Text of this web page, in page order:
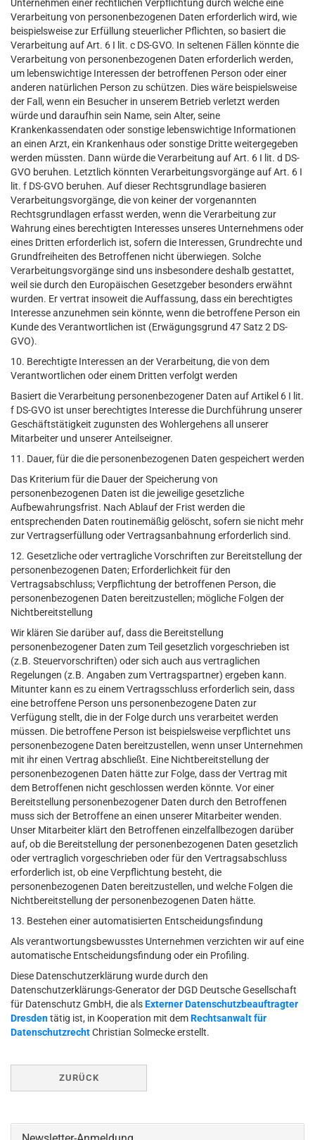
Unternehmen einer rechtlichen Verpflichtung durch welche eine
Verarbeitung von personenbezogenen Daten erforderlich wird, wie
beispielsweise zur Erfüllung steuerlicher Pflichten, so basiert die
Verarbeitung auf Art. 6 I lit. c DS-GVO. In seltenen Fällen könnte die
Verarbeitung von personenbezogenen Daten erforderlich werden,
um lebenswichtige Interessen der betroffenen Person oder einer
anderen natürlichen Person zu schützen. Dies wäre beispielsweise
der Fall, wenn ein Besucher in unserem Betrieb verletzt werden
würde und daraufhin sein Name, sein Alter, seine
Krankenkassendaten oder sonstige lebenswichtige Informationen
an einen Arzt, ein Krankenhaus oder sonstige Dritte weitergegeben
werden müssten. Dann würde die Verarbeitung auf Art. 6 I lit. d DS-
GVO beruhen. Letztlich könnten Verarbeitungsvorgänge auf Art. 6 I
lit. f DS-GVO beruhen. Auf dieser Rechtsgrundlage basieren
Verarbeitungsvorgänge, die von keiner der vorgenannten
Rechtsgrundlagen erfasst werden, wenn die Verarbeitung zur
Wahrung eines berechtigten Interesses unseres Unternehmens oder
eines Dritten erforderlich ist, sofern die Interessen, Grundrechte und
Grundfreiheiten des Betroffenen nicht überwiegen. Solche
Verarbeitungsvorgänge sind uns insbesondere deshalb gestattet,
weil sie durch den Europäischen Gesetzgeber besonders erwähnt
wurden. Er vertrat insoweit die Auffassung, dass ein berechtigtes
Interesse anzunehmen sein könnte, wenn die betroffene Person ein
Kunde des Verantwortlichen ist (Erwägungsgrund 47 Satz 2 DS-
GVO).
10. Berechtigte Interessen an der Verarbeitung, die von dem
Verantwortlichen oder einem Dritten verfolgt werden
Basiert die Verarbeitung personenbezogener Daten auf Artikel 6 I lit.
f DS-GVO ist unser berechtigtes Interesse die Durchführung unserer
Geschäftstätigkeit zugunsten des Wohlergehens all unserer
Mitarbeiter und unserer Anteilseigner.
11. Dauer, für die die personenbezogenen Daten gespeichert werden
Das Kriterium für die Dauer der Speicherung von
personenbezogenen Daten ist die jeweilige gesetzliche
Aufbewahrungsfrist. Nach Ablauf der Frist werden die
entsprechenden Daten routinemäßig gelöscht, sofern sie nicht mehr
zur Vertragserfüllung oder Vertragsanbahnung erforderlich sind.
12. Gesetzliche oder vertragliche Vorschriften zur Bereitstellung der
personenbezogenen Daten; Erforderlichkeit für den
Vertragsabschluss; Verpflichtung der betroffenen Person, die
personenbezogenen Daten bereitzustellen; mögliche Folgen der
Nichtbereitstellung
Wir klären Sie darüber auf, dass die Bereitstellung
personenbezogener Daten zum Teil gesetzlich vorgeschrieben ist
(z.B. Steuervorschriften) oder sich auch aus vertraglichen
Regelungen (z.B. Angaben zum Vertragspartner) ergeben kann.
Mitunter kann es zu einem Vertragsschluss erforderlich sein, dass
eine betroffene Person uns personenbezogene Daten zur
Verfügung stellt, die in der Folge durch uns verarbeitet werden
müssen. Die betroffene Person ist beispielsweise verpflichtet uns
personenbezogene Daten bereitzustellen, wenn unser Unternehmen
mit ihr einen Vertrag abschließt. Eine Nichtbereitstellung der
personenbezogenen Daten hätte zur Folge, dass der Vertrag mit
dem Betroffenen nicht geschlossen werden könnte. Vor einer
Bereitstellung personenbezogener Daten durch den Betroffenen
muss sich der Betroffene an einen unserer Mitarbeiter wenden.
Unser Mitarbeiter klärt den Betroffenen einzelfallbezogen darüber
auf, ob die Bereitstellung der personenbezogenen Daten gesetzlich
oder vertraglich vorgeschrieben oder für den Vertragsabschluss
erforderlich ist, ob eine Verpflichtung besteht, die
personenbezogenen Daten bereitzustellen, und welche Folgen die
Nichtbereitstellung der personenbezogenen Daten hätte.
13. Bestehen einer automatisierten Entscheidungsfindung
Als verantwortungsbewusstes Unternehmen verzichten wir auf eine
automatische Entscheidungsfindung oder ein Profiling.
Diese Datenschutzerklärung wurde durch den
Datenschutzerklärungs-Generator der DGD Deutsche Gesellschaft
für Datenschutz GmbH, die alsExterner Datenschutzbeauftragter
Dresdentätig ist, in Kooperation mit demRechtsanwalt für
DatenschutzrechtChristian Solmecke erstellt.
ZURÜCK